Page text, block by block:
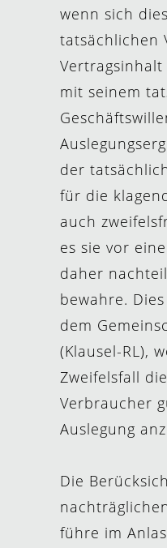
wenn sich
tatsächlichen
mit seinem
der
für die
auch
es sie vor
daher
bewahre.
dem
(Klausel-RL),
Zweifelsfall
Verbraucher
Auslegung
Die
führe im